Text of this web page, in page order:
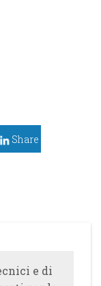
Share
e di